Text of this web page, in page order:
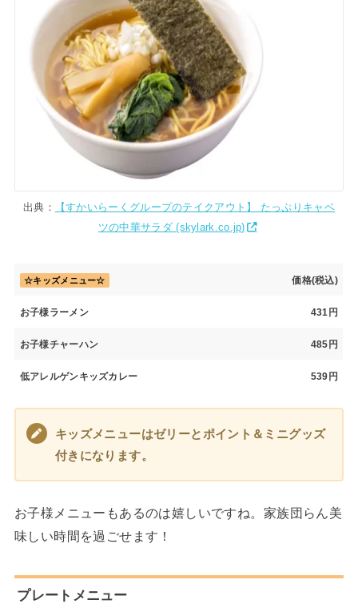
出典：
【すかいらーくグループのテイクアウト】 たっぷりキャベ
ツの中華サラダ (skylark.co.jp)
☆キッズメニュー☆ 価格(税込)
お子様ラーメン 431円
お子様チャーハン 485円
低アレルゲンキッズカレー 539円
キッズメニューはゼリーとポイント＆ミニグッズ
付きになります。
お子様メニューもあるのは嬉しいですね。家族団らん美
味しい時間を過ごせます！
プレートメニュー